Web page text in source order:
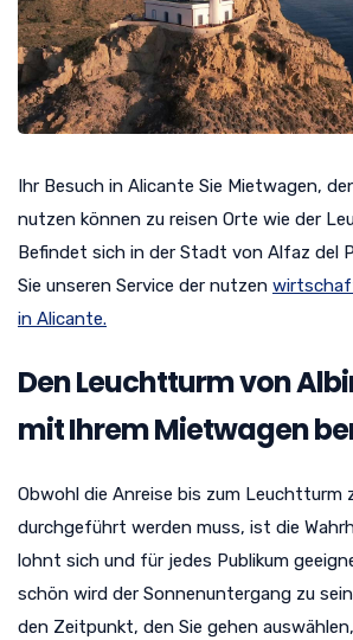
Ihr Besuch in Alicante Sie Mietwagen,
nutzen können zu reisen Orte wie der
Befindet sich in der Stadt von Alfaz del
Sie unseren Service der nutzen
in Alicante.
Den Leuchtturm von
mit Ihrem Mietwagen
Obwohl die Anreise bis zum Leuchtturm
durchgeführt werden muss, ist die
lohnt sich und für jedes Publikum
schön wird der Sonnenuntergang zu
den Zeitpunkt, den Sie gehen